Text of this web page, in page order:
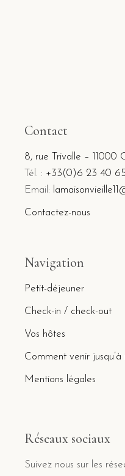
Contact
8, rue Trivalle – 11000
Tél. : +33(0)6 23 40
Email:
Contactez-nous
Navigation
Petit-déjeuner
Check-in / check-out
Vos hôtes
Comment venir jusqu’à
Mentions légales
Réseaux sociaux
Suivez nous sur les